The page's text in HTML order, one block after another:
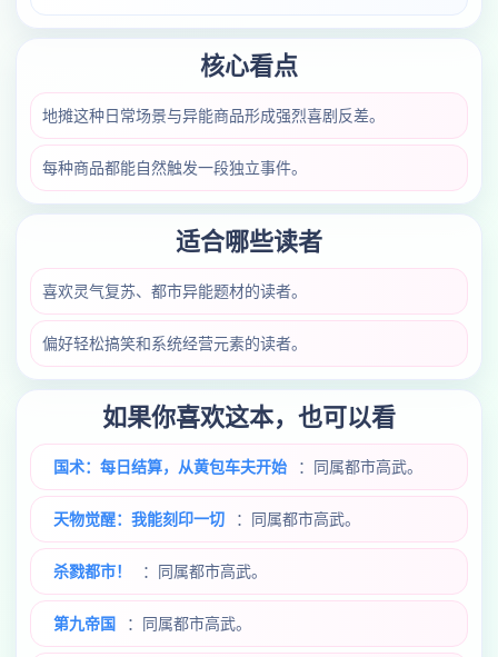
核心看点
地摊这种日常场景与异能商品形成强烈喜剧反差。
每种商品都能自然触发一段独立事件。
适合哪些读者
喜欢灵气复苏、都市异能题材的读者。
偏好轻松搞笑和系统经营元素的读者。
如果你喜欢这本，也可以看
国术：每日结算，从黄包车夫开始 ：同属都市高武。
天物觉醒：我能刻印一切 ：同属都市高武。
杀戮都市！ ：同属都市高武。
第九帝国 ：同属都市高武。